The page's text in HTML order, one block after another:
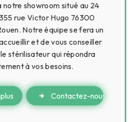
notre showroom situé au 24
rue Victor Hugo 76300
Notre équipe se fera un
et de vous conseiller
stérilisateur qui répondra
à vos besoins.
Contactez-nous